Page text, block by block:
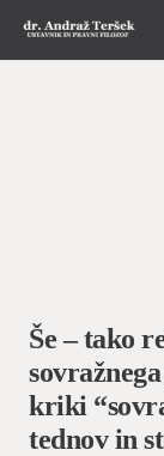
Še – tako
kriki
tednov in